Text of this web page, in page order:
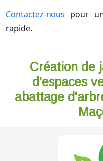
Contactez-nous pour
rapide.
Création de
d'espaces
abattage